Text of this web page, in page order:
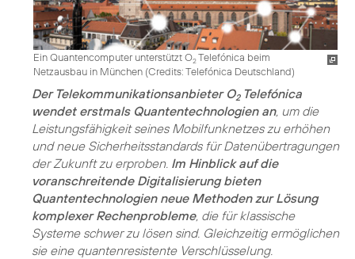
Ein Quantencomputer unterstützt O2Telefónica beim
Netzausbau in München (Credits: Telefónica Deutschland)
Der Telekommunikationsanbieter O2Telefónica
wendet erstmals Quantentechnologien an, um die
Leistungsfähigkeit seines Mobilfunknetzes zu erhöhen
und neue Sicherheitsstandards für Datenübertragungen
der Zukunft zu erproben. Im Hinblick auf die
voranschreitende Digitalisierung bieten
Quantentechnologien neue Methoden zur Lösung
komplexer Rechenprobleme, die für klassische
Systeme schwer zu lösen sind. Gleichzeitig ermöglichen
sie eine quantenresistente Verschlüsselung.